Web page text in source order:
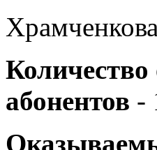
абонентов -